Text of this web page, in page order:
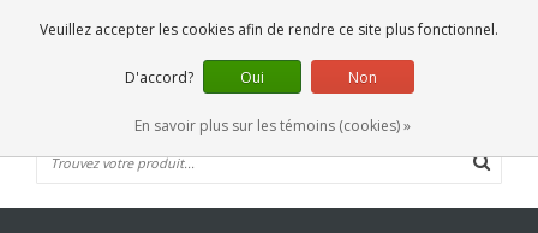
0 Articles
FR
Veuillez accepter les cookies afin de rendre ce site plus fonctionnel.
D'accord? Oui Non
En savoir plus sur les témoins (cookies) »